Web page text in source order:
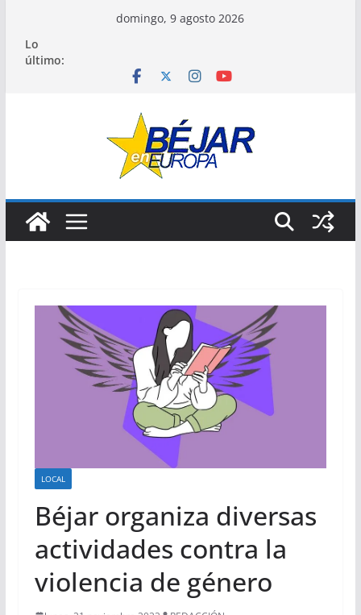
contenido
domingo, 9 agosto 2026
Lo
último:
LOCAL
Béjar organiza diversas
actividades contra la
violencia de género